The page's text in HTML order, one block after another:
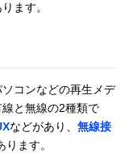
ます。
コンなどの再生メデ
と無線の2種類で
などがあり、 無線接
ます。